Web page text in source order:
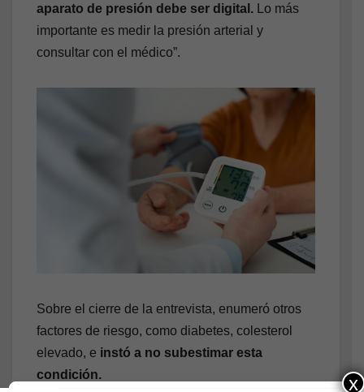
aparato de presión debe ser digital. Lo más
importante es medir la presión arterial y
consultar con el médico”.
Sobre el cierre de la entrevista, enumeró otros
factores de riesgo, como diabetes, colesterol
elevado, e instó a no subestimar esta
condición.
x